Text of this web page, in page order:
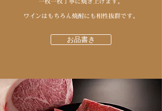
ワインはもちろん焼酎にも相性抜群です。
お品書き